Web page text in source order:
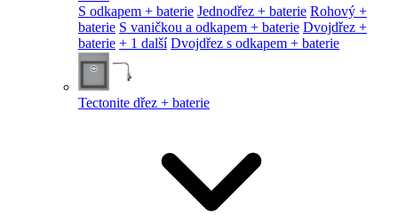
S odkapem + baterie Jednodřez + baterie Rohový +
baterie S vaničkou a odkapem + baterie Dvojdřez +
baterie + 1 další Dvojdřez s odkapem + baterie
Tectonite dřez + baterie